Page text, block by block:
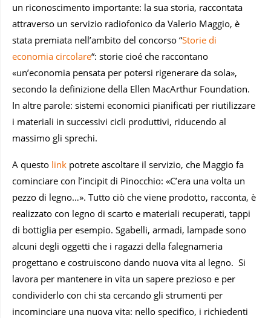
un riconoscimento importante: la sua storia, raccontata
attraverso un servizio radiofonico da Valerio Maggio, è
stata premiata nell’ambito del concorso “Storie di
economia circolare“: storie cioé che raccontano
«un’economia pensata per potersi rigenerare da sola»,
secondo la definizione della Ellen MacArthur Foundation.
In altre parole: sistemi economici pianificati per riutilizzare
i materiali in successivi cicli produttivi, riducendo al
massimo gli sprechi.
A questo link potrete ascoltare il servizio, che Maggio fa
cominciare con l’incipit di Pinocchio: «C’era una volta un
pezzo di legno…». Tutto ciò che viene prodotto, racconta, è
realizzato con legno di scarto e materiali recuperati, tappi
di bottiglia per esempio. Sgabelli, armadi, lampade sono
alcuni degli oggetti che i ragazzi della falegnameria
progettano e costruiscono dando nuova vita al legno. Si
lavora per mantenere in vita un sapere prezioso e per
condividerlo con chi sta cercando gli strumenti per
incominciare una nuova vita: nello specifico, i richiedenti